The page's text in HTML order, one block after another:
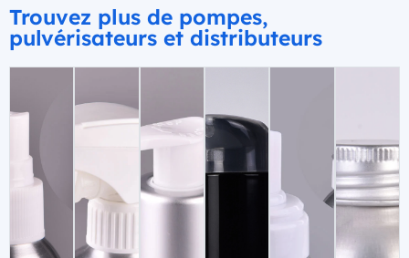
Trouvez plus de pompes,
pulvérisateurs et distributeurs